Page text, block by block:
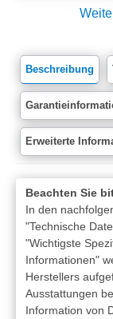
Beschreibung
Erweiterte
Beachten Sie
In den
"Technische
"Wichtigste
Informationen"
Herstellers
Ausstattungen
Information von